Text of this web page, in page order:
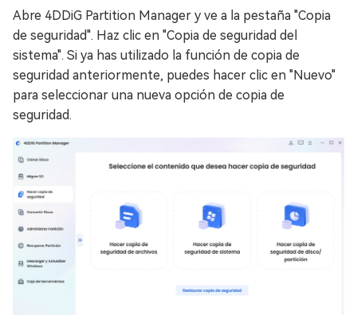
Abre 4DDiG Partition Manager y ve a la pestaña "Copia
de seguridad". Haz clic en "Copia de seguridad del
sistema". Si ya has utilizado la función de copia de
seguridad anteriormente, puedes hacer clic en "Nuevo"
para seleccionar una nueva opción de copia de
seguridad.